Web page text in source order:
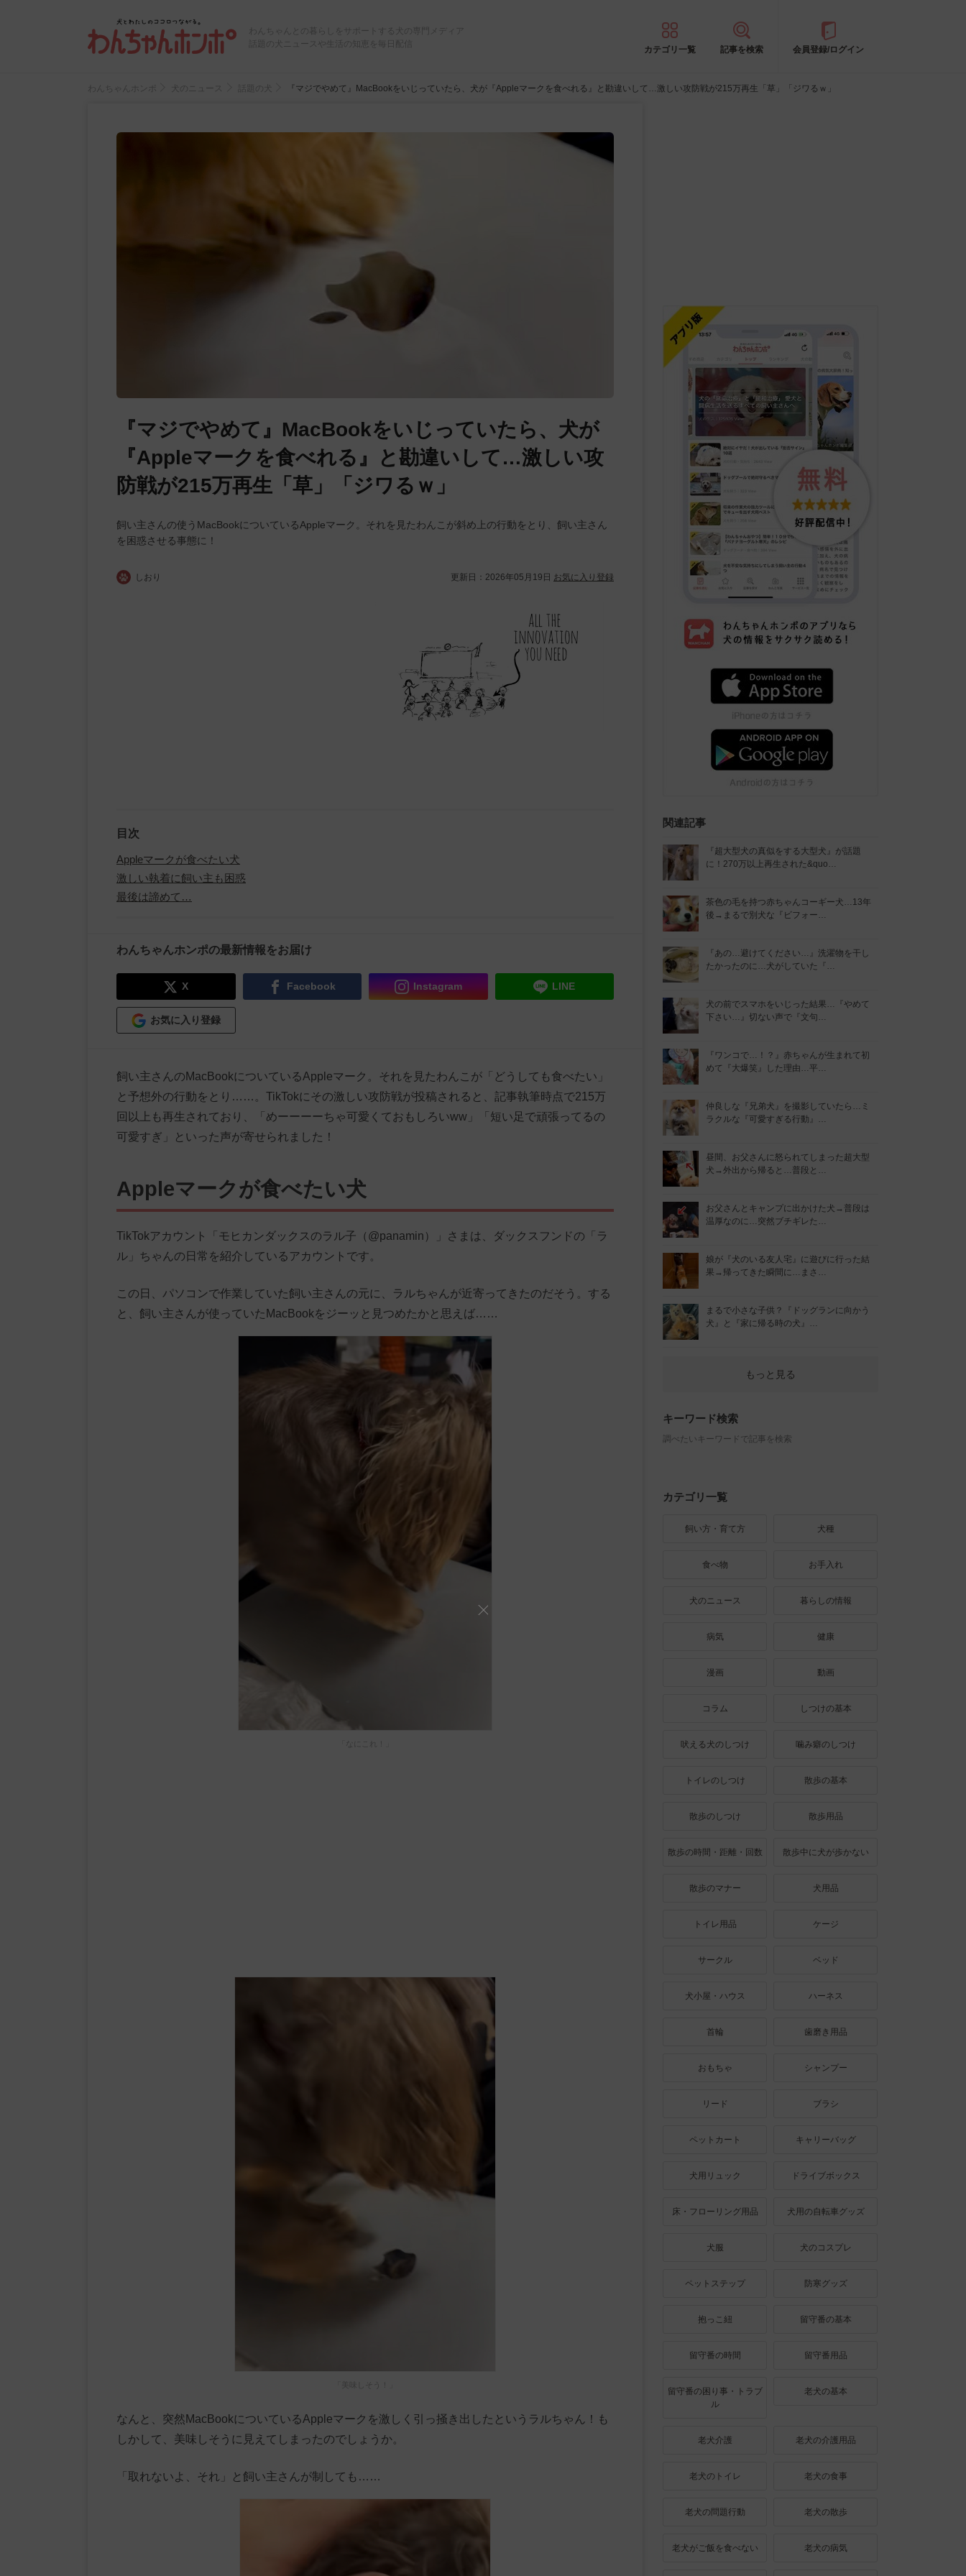
わんちゃんとの暮らしをサポートする犬の専門メディア
話題の犬ニュースや生活の知恵を毎日配信
カテゴリ一覧 記事を検索 会員登録/ログイン
わんちゃんホンポ 犬のニュース 話題の犬 『マジでやめて』MacBookをいじっていたら、犬が『Appleマークを食べれる』と勘違いして…激しい攻防戦が215万再生「草」「ジワるｗ」
『マジでやめて』MacBookをいじっていたら、犬が
『Appleマークを食べれる』と勘違いして…激しい攻
防戦が215万再生「草」「ジワるｗ」
飼い主さんの使うMacBookについているAppleマーク。それを見たわんこが斜め上の行動をとり、飼い主さん
を困惑させる事態に！
しおり 更新日： 2026年05月19日 お気に入り登録
目次
Appleマークが食べたい犬
激しい執着に飼い主も困惑
最後は諦めて…
わんちゃんホンポの最新情報をお届け
X Facebook Instagram LINE
お気に入り登録
飼い主さんのMacBookについているAppleマーク。それを見たわんこが「どうしても食べたい」
と予想外の行動をとり……。TikTokにその激しい攻防戦が投稿されると、記事執筆時点で215万
回以上も再生されており、「めーーーーちゃ可愛くておもしろいww」「短い足で頑張ってるの
可愛すぎ」といった声が寄せられました！
Appleマークが食べたい犬
TikTokアカウント「モヒカンダックスのラル子（@panamin）」さまは、ダックスフンドの「ラ
ル」ちゃんの日常を紹介しているアカウントです。
この日、パソコンで作業していた飼い主さんの元に、ラルちゃんが近寄ってきたのだそう。する
と、飼い主さんが使っていたMacBookをジーッと見つめたかと思えば……
「美味しそう！」
なんと、突然MacBookについているAppleマークを激しく引っ掻き出したというラルちゃん！も
しかして、美味しそうに見えてしまったのでしょうか。
「取れないよ、それ」と飼い主さんが制しても……
関連記事
『超大型犬の真似をする大型犬』が話題
に！270万以上再生された&quo…
茶色の毛を持つ赤ちゃんコーギー犬…13年
後→まるで別犬な『ビフォー…
『あの…避けてください…』洗濯物を干し
たかったのに…犬がしていた『…
犬の前でスマホをいじった結果…『やめて
下さい…』切ない声で『文句…
『ワンコで…！？』赤ちゃんが生まれて初
めて『大爆笑』した理由…平…
仲良しな『兄弟犬』を撮影していたら…ミ
ラクルな『可愛すぎる行動』…
昼間、お父さんに怒られてしまった超大型
犬→外出から帰ると…普段と…
お父さんとキャンプに出かけた犬→普段は
温厚なのに…突然ブチギレた…
娘が『犬のいる友人宅』に遊びに行った結
果→帰ってきた瞬間に…まさ…
まるで小さな子供？『ドッグランに向かう
犬』と『家に帰る時の犬』…
もっと見る
キーワード検索
調べたいキーワードで記事を検索
カテゴリ一覧
飼い方・育て方 犬種
食べ物 お手入れ
犬のニュース 暮らしの情報
病気 健康
漫画 動画
コラム しつけの基本
吠える犬のしつけ 噛み癖のしつけ
トイレのしつけ 散歩の基本
散歩のしつけ 散歩用品
散歩の時間・距離・回数 散歩中に犬が歩かない
散歩のマナー 犬用品
トイレ用品 ケージ
サークル ベッド
犬小屋・ハウス ハーネス
首輪 歯磨き用品
おもちゃ シャンプー
リード ブラシ
ペットカート キャリーバッグ
犬用リュック ドライブボックス
床・フローリング用品 犬用の自転車グッズ
犬服 犬のコスプレ
ペットステップ 防寒グッズ
抱っこ紐 留守番の基本
留守番の時間 留守番用品
留守番の困り事・トラブ
ル
老犬の基本
老犬介護 老犬の介護用品
老犬のトイレ 老犬の食事
老犬の問題行動 老犬の散歩
老犬がご飯を食べない 老犬の病気